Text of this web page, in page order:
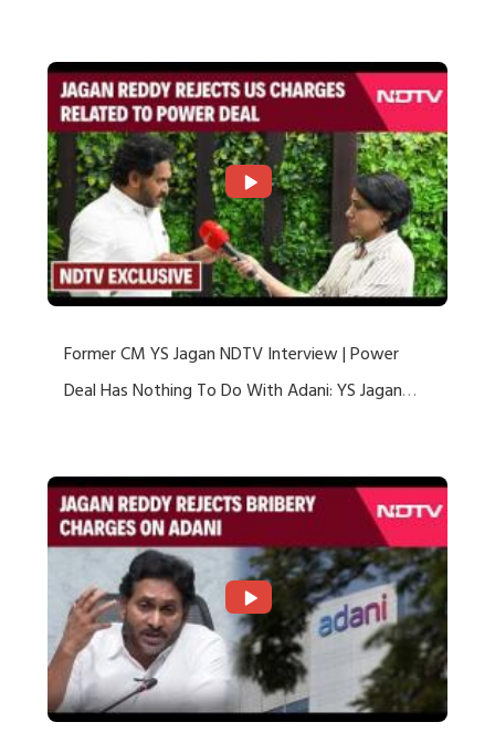
Former CM YS Jagan NDTV Interview | Power
Deal Has Nothing To Do With Adani: YS Jagan